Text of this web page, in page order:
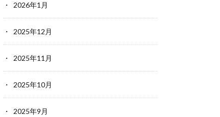
2026年1月
2025年12月
2025年11月
2025年10月
2025年9月